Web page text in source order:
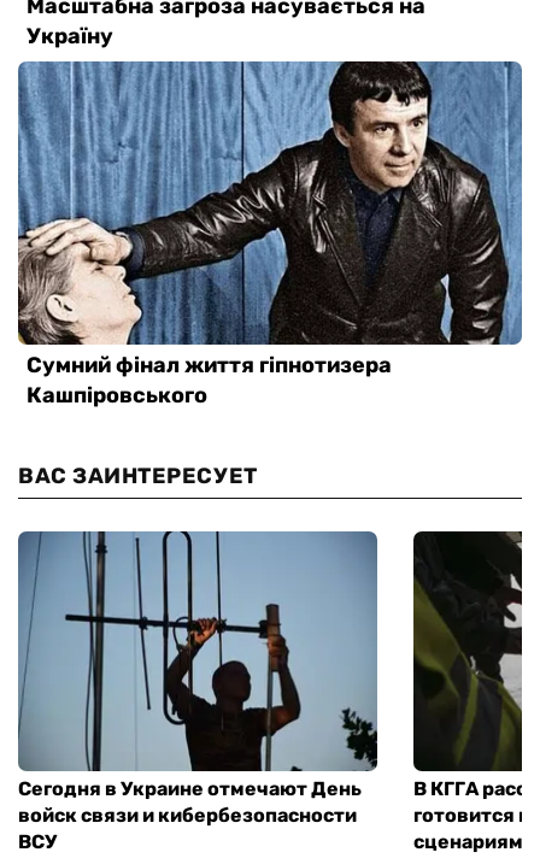
ВАС ЗАИНТЕРЕСУЕТ
Сегодня в Украине отмечают День
войск связи и кибербезопасности
ВСУ
В КГГА
готовится
сценариям